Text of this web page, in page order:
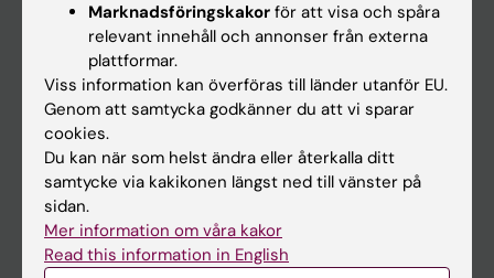
Schema
Studentmejlen
Kurs- och programwebbar
Student på KI
Marknadsföringskakor för att visa och spåra
relevant innehåll och annonser från externa
plattformar.
Viss information kan överföras till länder utanför EU.
Genom att samtycka godkänner du att vi sparar
cookies.
Du kan när som helst ändra eller återkalla ditt
samtycke via kakikonen längst ned till vänster på
sidan.
Mer information om våra kakor
Read this information in English